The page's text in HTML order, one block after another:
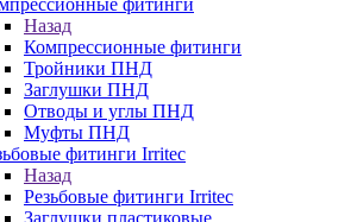
фитинги
Назад
Компрессионные фитинги
Тройники ПНД
Заглушки ПНД
Отводы и углы ПНД
Муфты ПНД
фитинги Irritec
Назад
Резьбовые фитинги Irritec
Заглушки пластиковые